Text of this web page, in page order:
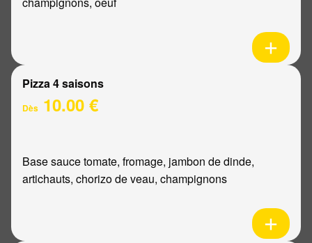
Pizza 4 saisons
Dès 10.00 €
Base sauce tomate, fromage, jambon de dinde,
artichauts, chorizo de veau, champignons